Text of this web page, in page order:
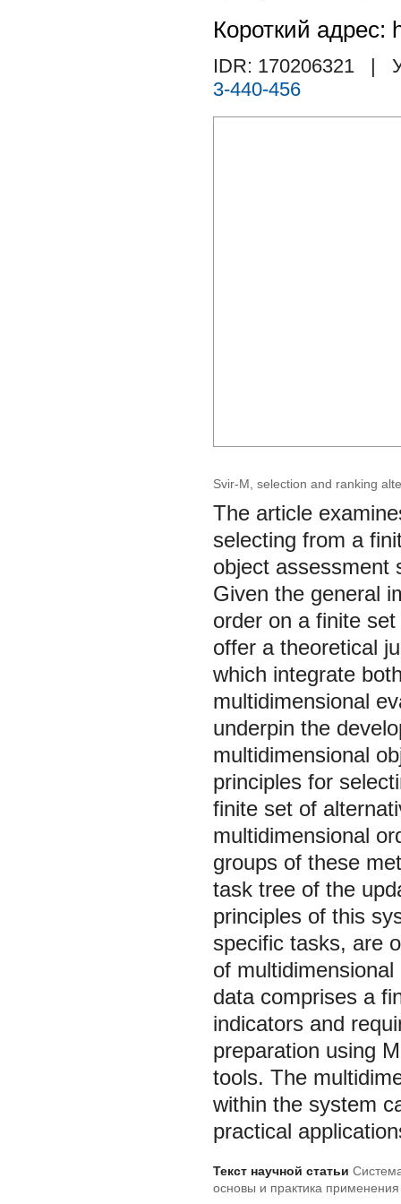
Короткий адрес:
IDR: 170206321
|
3-440-456
Svir-M, selection and ranking
The article
selecting from a
object assessment
Given the general
order on a finite
offer a theoretical
which integrate
multidimensional
underpin the
multidimensional
principles for
finite set of
multidimensional
groups of these
task tree of the
principles of this
specific tasks, are
of
data comprises a
indicators and
preparation using
tools. The
within the system
practical
Текст научной статьи
основы и практика применения